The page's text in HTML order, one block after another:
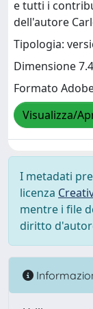
e tutti i
dell'autore
Tipologia:
Dimensione
Formato
Visualizza/
I metadati
licenza
mentre i file
diritto